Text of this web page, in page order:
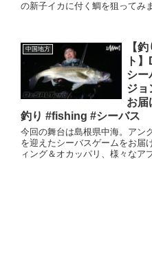
の新子イカに付く鯛を狙ってみ
中国地方
【
ト
シー
ジョ
お届
釣り #fishing #シーバス
今回の舞台は島根県中海。アン
を迎えたシーバスゲームをお届
ィング＆オカッパリ、様々なア